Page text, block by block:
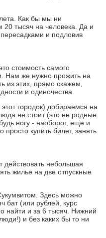
Как бы мы ни
20 тысяч на человека. Да и
и подловив
стоимость самого
Нам же нужно прожить на
из этих, прямо скажем,
и одиночества.
городок) добираемся на
не стоит (это не родные
ногу - наоборот, еще и
купить билет, занять
действовать небольшая
жилье на две отпускные
Здесь можно
бат (или рублей, курс
найти и за 6 тысяч. Нижний
и без каких бы то ни